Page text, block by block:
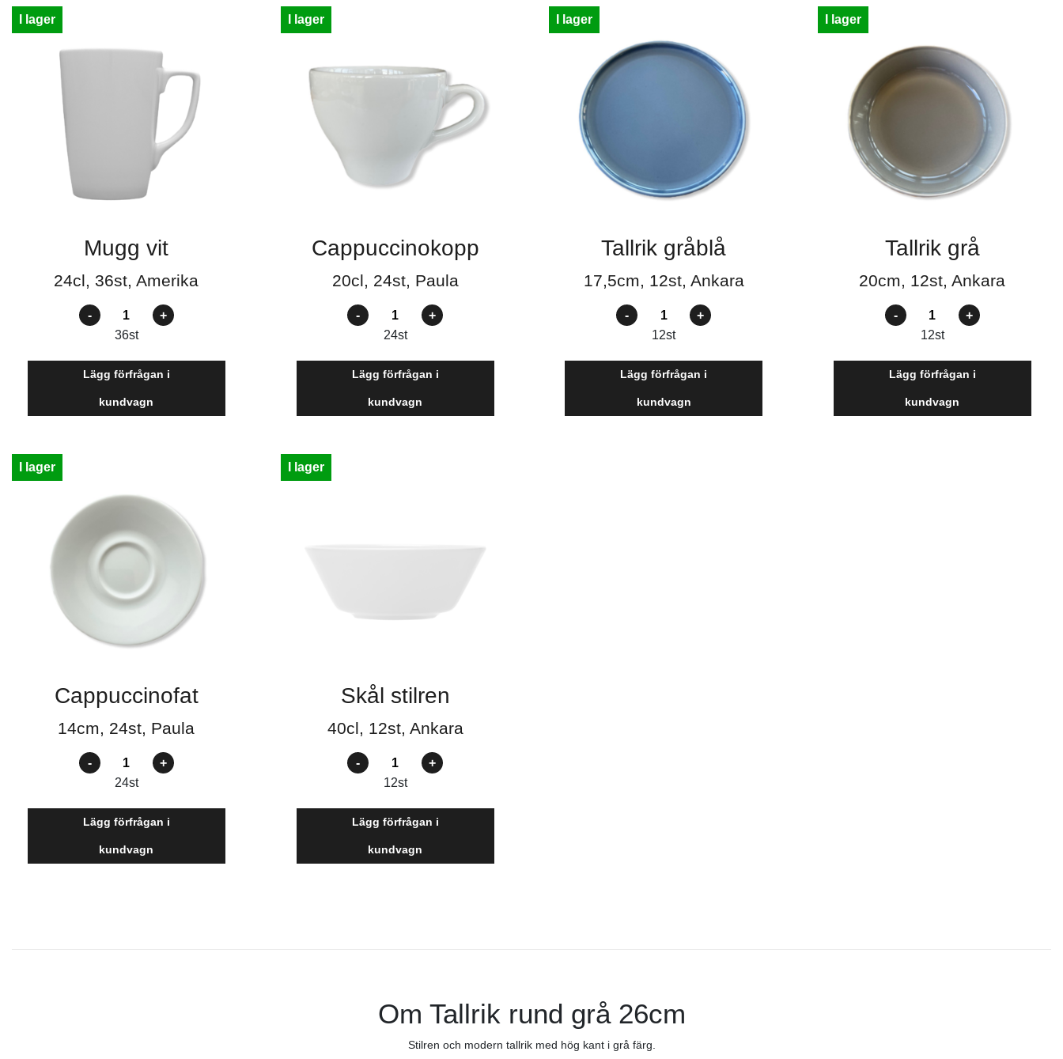
I lager
Mugg vit
24cl, 36st, Amerika
Antal
36st
Lägg förfrågan i
kundvagn
I lager
Cappuccinokopp
20cl, 24st, Paula
Antal
24st
Lägg förfrågan i
kundvagn
I lager
Tallrik gråblå
17,5cm, 12st, Ankara
Antal
12st
Lägg förfrågan i
kundvagn
I lager
Tallrik grå
20cm, 12st, Ankara
Antal
12st
Lägg förfrågan i
kundvagn
I lager
Cappuccinofat
14cm, 24st, Paula
Antal
24st
Lägg förfrågan i
kundvagn
I lager
Skål stilren
40cl, 12st, Ankara
Antal
12st
Lägg förfrågan i
kundvagn
Om Tallrik rund grå 26cm
Stilren och modern tallrik med hög kant i grå färg.